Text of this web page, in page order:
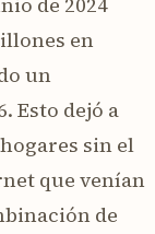
en
un
Esto dejó a
sin el
que venían
de